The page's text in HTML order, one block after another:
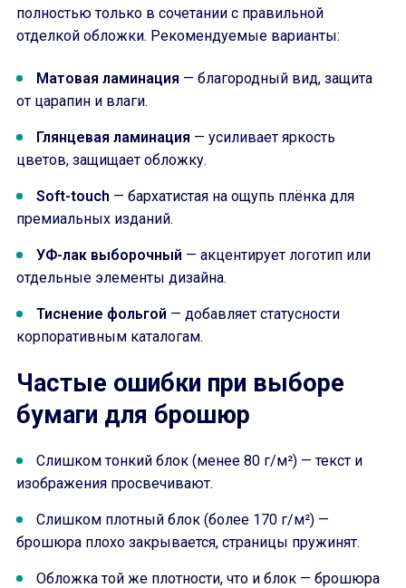
полностью только в сочетании с правильной
отделкой обложки. Рекомендуемые варианты:
Матовая ламинация — благородный вид, защита
от царапин и влаги.
Глянцевая ламинация — усиливает яркость
цветов, защищает обложку.
Soft-touch — бархатистая на ощупь плёнка для
премиальных изданий.
УФ-лак выборочный — акцентирует логотип или
отдельные элементы дизайна.
Тиснение фольгой — добавляет статусности
корпоративным каталогам.
Частые ошибки при выборе
бумаги для брошюр
Слишком тонкий блок (менее 80 г/м²) — текст и
изображения просвечивают.
Слишком плотный блок (более 170 г/м²) —
брошюра плохо закрывается, страницы пружинят.
Обложка той же плотности, что и блок — брошюра